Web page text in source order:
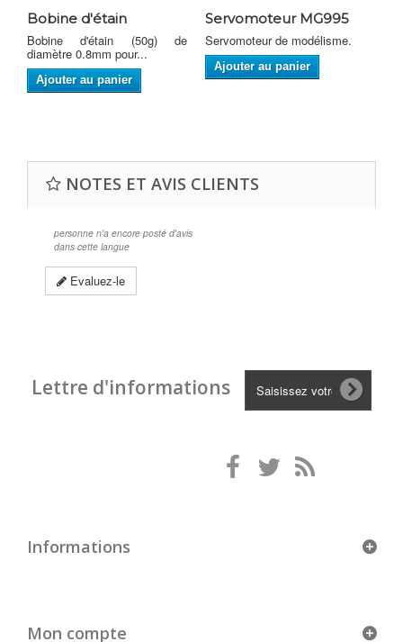
Bobine d'étain
Bobine d'étain (50g) de
diamètre 0.8mm pour...
Ajouter au panier
Servomoteur MG995
Servomoteur de modélisme.
Ajouter au panier
NOTES ET AVIS CLIENTS
personne n'a encore posté d'avis
dans cette langue
Evaluez-le
Lettre d'informations
Informations
Mon compte